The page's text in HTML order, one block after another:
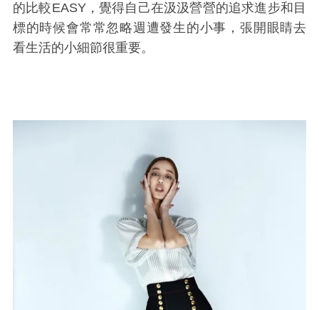
的比較EASY，覺得自己在汲汲營營的追求進步和目
標的時候會常常忽略週遭發生的小事，張開眼睛去
看生活的小細節很重要。